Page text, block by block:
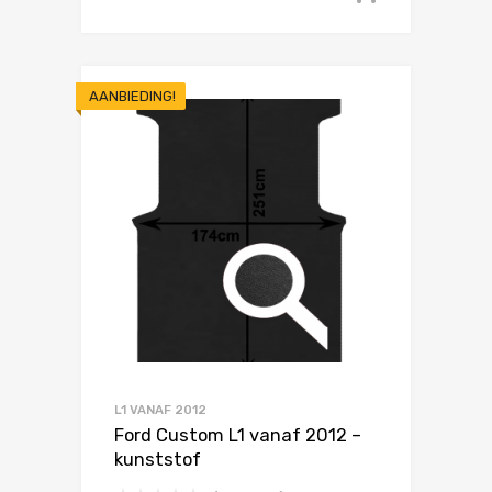
AANBIEDING!
L1 VANAF 2012
Ford Custom L1 vanaf 2012 –
kunststof